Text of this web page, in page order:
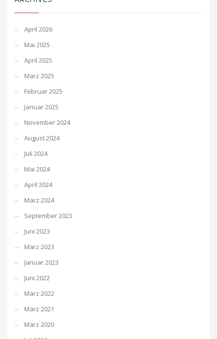
April 2026
Mai 2025
April 2025
März 2025
Februar 2025
Januar 2025
November 2024
August 2024
Juli 2024
Mai 2024
April 2024
März 2024
September 2023
Juni 2023
März 2023
Januar 2023
Juni 2022
März 2022
März 2021
März 2020